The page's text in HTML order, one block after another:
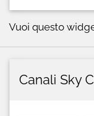
Vuoi questo
Canali Sky